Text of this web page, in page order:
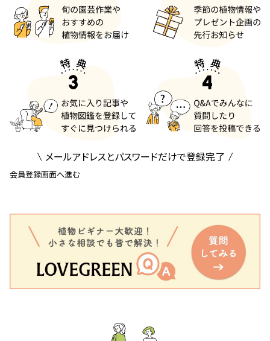
メールアドレスとパスワードだけで登録完了
会員登録画面へ進む